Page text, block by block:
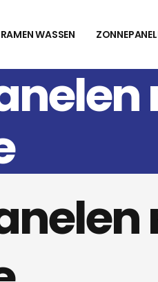
RAMEN WASSEN